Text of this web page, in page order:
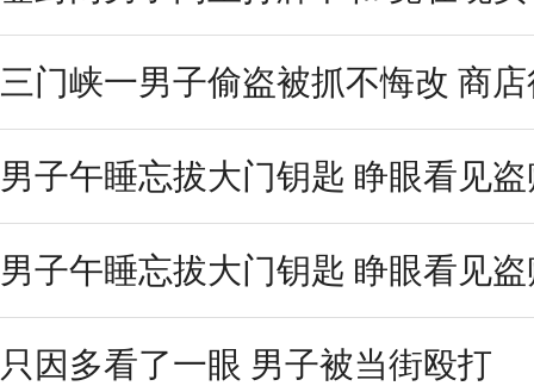
三门峡一男子偷盗被抓不悔改 商
男子午睡忘拔大门钥匙 睁眼看见
男子午睡忘拔大门钥匙 睁眼看见
只因多看了一眼 男子被当街殴打